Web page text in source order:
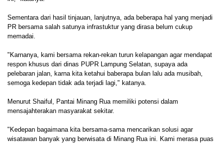
Sementara dari hasil tinjauan, lanjutnya, ada beberapa hal yang menjadi
PR bersama salah satunya infrastuktur yang dirasa belum cukup
memadai.
"Karnanya, kami bersama rekan-rekan turun kelapangan agar mendapat
respon khusus dari dinas PUPR Lampung Selatan, supaya ada
pelebaran jalan, karna kita ketahui baberapa bulan lalu ada musibah,
semoga kedepan tidak ada terjadi lagi," katanya.
Menurut Shaiful, Pantai Minang Rua memiliki potensi dalam
mensajahterakan masyarakat sekitar.
"Kedepan bagaimana kita bersama-sama mencarikan solusi agar
wisatawan banyak yang berwisata di Minang Rua ini. Kami merasa puas